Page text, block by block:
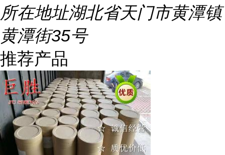
所在地址湖北省天门市黄潭镇
黄潭街35号
推荐产品